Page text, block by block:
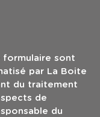
formulaire sont
par La Boite
du traitement
de
du